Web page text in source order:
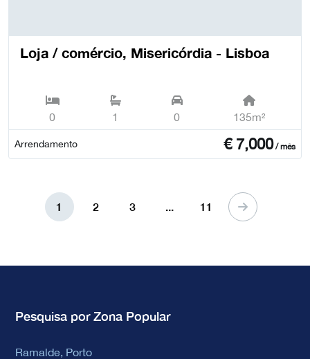
Loja / comércio, Misericórdia - Lisboa
0 1 0 135m²
Arrendamento €7,000/ mês
1 2 3 11
Pesquisa por Zona Popular
Ramalde, Porto